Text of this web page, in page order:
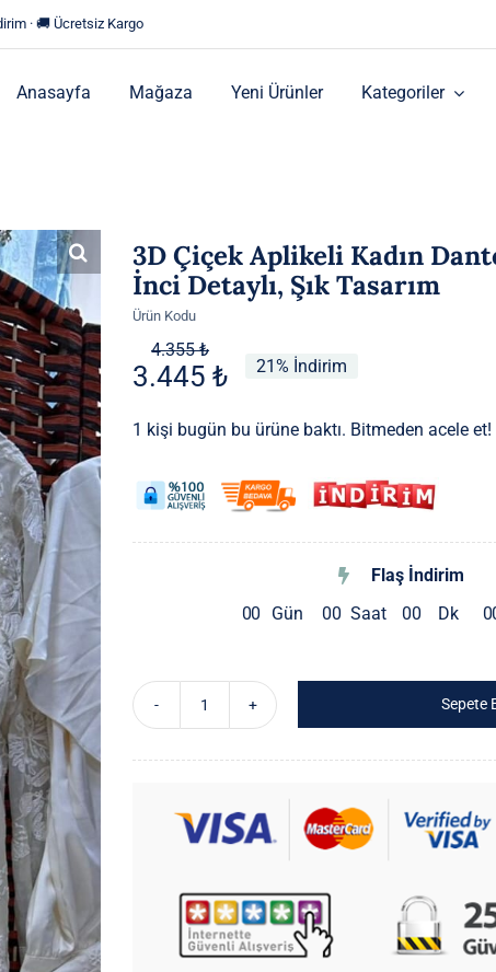
· 🚚 Ücretsiz Kargo
Anasayfa Mağaza Yeni Ürünler Kategoriler
3D Çiçek Aplikeli Kadın
İnci Detaylı, Şık Tasarım
Ürün Kodu
4.355₺
Orijinal
fiyat:
4.355 ₺.
3.445₺
Şu
andaki
fiyat:
21% İndirim
1 kişi bugün bu ürüne baktı. Bitmeden acele et!
Flaş İndirim
00 Gün 00 Saat 00 Dk 0
Kadın
Dantel
–
İnci
Detaylı,
Sepete